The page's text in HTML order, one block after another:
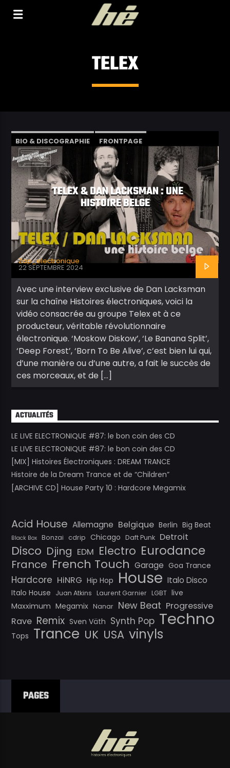
TELEX
BIO & DISCOGRAPHIE
FRONTPAGE
VIDÉOS
TELEX & DAN LACKSMAN : UNE
HISTOIRE BELGE
Zap_electronique
22 SEPTEMBRE 2024
Avec une interview exclusive de Dan Lacksman
sur la chaîne Histoires électroniques, voici la
vidéo consacrée au groupe Telex et à ce
producteur, véritable révolutionnaire
électronique. ‘Moskow Diskow’, ‘Le Banana Split’,
‘Deep Forest’, ‘Born To Be Alive’, c’est bien lui qui,
d’une manière ou d’une autre, a fait le succès de
ces morceaux, et de […]
ACTUALITÉS
LE LIVE ELECTRONIQUE #87: le bon coin des CD
LE LIVE ELECTRONIQUE #87: le bon coin des CD
[MIX] Histoires Électroniques : DREAM TRANCE
Histoire de la Dream Trance et de “Children”
[ARCHIVE CD] House Party 10 : Hardcore Megamix
Acid House Allemagne Belgique Berlin Big Beat
Black Box Bonzai cdrip Chicago Daft Punk Detroit
Disco Djing EDM Electro Eurodance
France French Touch Garage Goa Trance
Hardcore HiNRG Hip Hop House Italo Disco
Italo House Juan Atkins Laurent Garnier LGBT live
Maxximum Megamix Nanar New Beat Progressive
Rave Remix Sven Väth Synth Pop Techno
Tops Trance UK USA vinyls
PAGES